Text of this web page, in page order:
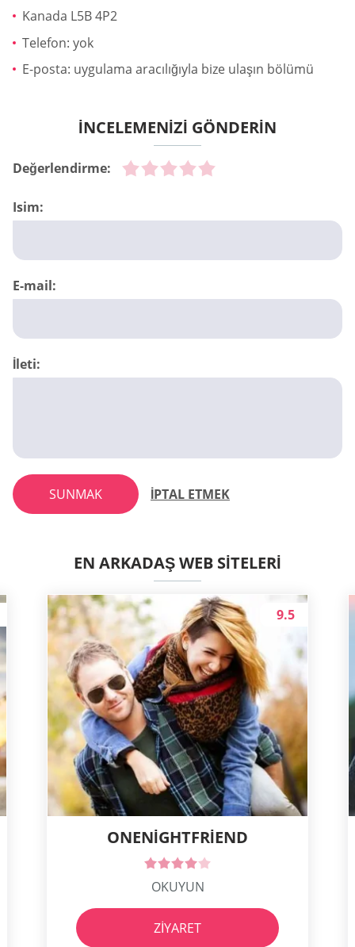
Kanada L5B 4P2
Telefon: yok
E-posta: uygulama aracılığıyla bize ulaşın bölümü
İNCELEMENİZİ GÖNDERİN
Değerlendirme:
Isim:
E-mail:
İleti:
SUNMAK İPTAL ETMEK
EN ARKADAŞ WEB SITELERI
ONENIGHTFRIEND
9.5
OKUYUN
ZIYARET